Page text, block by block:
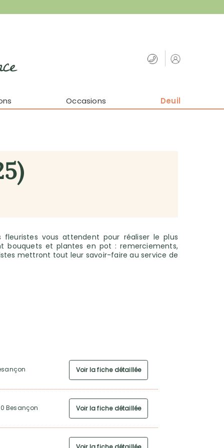
Occasions Deuil
vous attendent pour réaliser le plus
bouquets et plantes en pot : remerciements,
mettront tout leur savoir-faire au service de
Voir la fiche détaillée
Besançon Voir la fiche détaillée